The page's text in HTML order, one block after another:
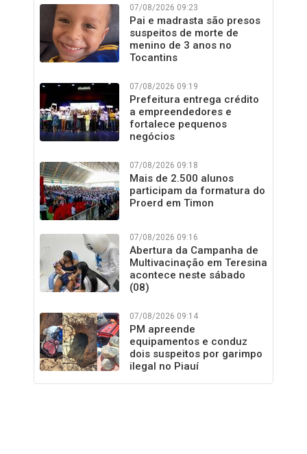
07/08/2026 09:23
Pai e madrasta são presos
suspeitos de morte de
menino de 3 anos no
Tocantins
07/08/2026 09:19
Prefeitura entrega crédito
a empreendedores e
fortalece pequenos
negócios
07/08/2026 09:18
Mais de 2.500 alunos
participam da formatura do
Proerd em Timon
07/08/2026 09:16
Abertura da Campanha de
Multivacinação em Teresina
acontece neste sábado
(08)
07/08/2026 09:14
PM apreende
equipamentos e conduz
dois suspeitos por garimpo
ilegal no Piauí